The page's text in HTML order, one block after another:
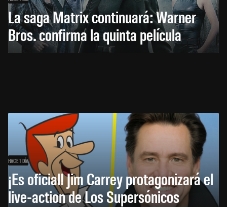
La saga Matrix continuará: Warner
Bros. confirma la quinta película
HACE 1 DÍA
¡Es oficial! Jim Carrey protagonizará el
live-action de Los Supersónicos